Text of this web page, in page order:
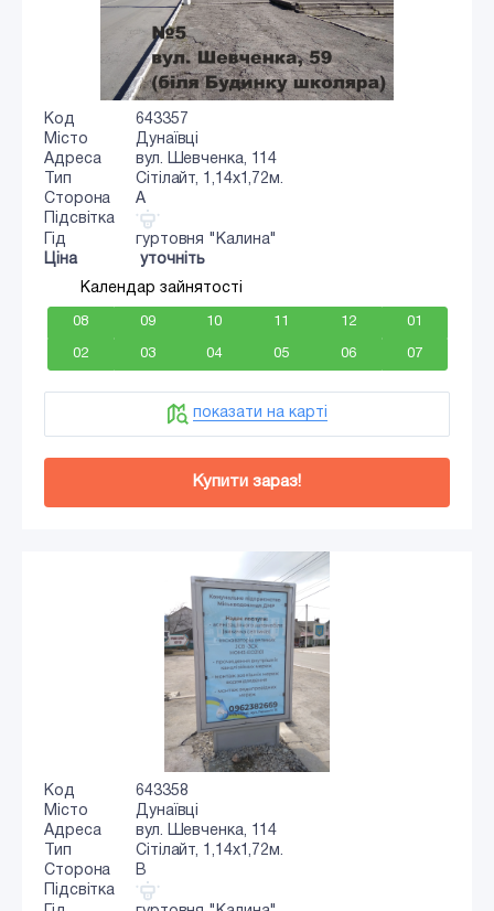
Код
643357
Місто
Дунаївці
Адреса
вул. Шевченка, 114
Тип
Сiтiлайт, 1,14х1,72м.
Сторона
A
Підсвітка
Гід
гуртовня "Калина"
Ціна
уточніть
Календар зайнятості
08 09 10 11 12 01
02 03 04 05 06 07
показати на карті
Купити зараз!
Код
643358
Місто
Дунаївці
Адреса
вул. Шевченка, 114
Тип
Сiтiлайт, 1,14х1,72м.
Сторона
B
Підсвітка